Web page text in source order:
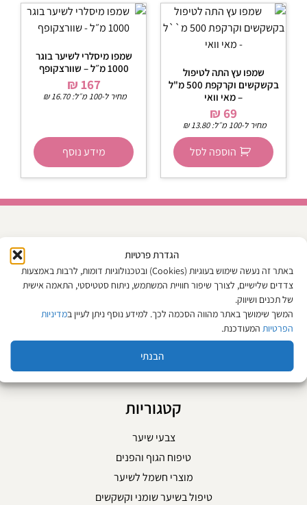
הגדרת פרטיות
באתר זה נעשה שימוש בעוגיות (Cookies) ובטכנולוגיות דומות, לרבות באמצעות
צדדים שלישיים, לצורך שיפור חוויית המשתמש, ניתוח סטטיסטי, התאמה אישית
של תכנים ושיווק.
המשך שימושך באתר מהווה הסכמה לכך. למידע נוסף ניתן לעיין במדיניות
הפרטיותהמעודכנת.
הבנתי
שמפו עץ התה לטיפול
בקשקשים וקרקפת 500 מ"ל
– מאי וואי
₪69
מחיר ל-100 מ״ל: ₪13.80
הוספה לסל
שמפו מיסלרי לשיער בוגר
1000 מ״ל – שוורצקופף
₪167
מחיר ל-100 מ״ל: ₪16.70
מידע נוסף
מפת האתר
אודות
המגזין
תקנון האתר
החזרות וביטול עסקה
קטגוריות
צבעי שיער
טיפוח הגוף והפנים
מוצרי חשמל לשיער
טיפול בשיער שומני וקשקשים